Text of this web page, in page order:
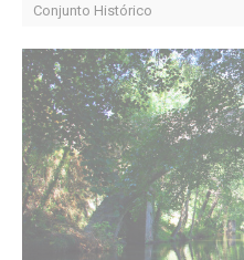
Conjunto Histórico